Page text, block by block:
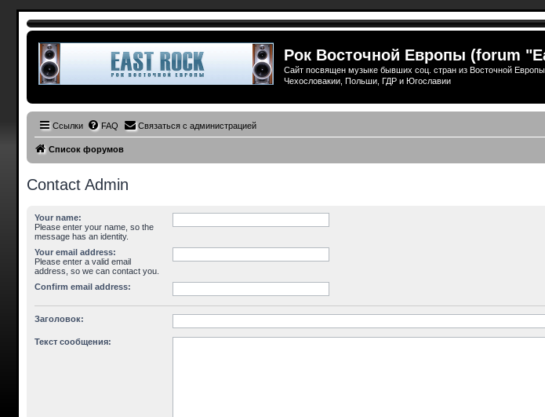
Рок Восточной Европы (forum
Сайт посвящен музыке бывших соц. стран из Восточной
Чехословакии, Польши, ГДР и Югославии
Ссылки FAQ Связаться с администрацией
Список форумов
Contact Admin
Your name:
Please enter your name, so the
message has an identity.
Your email address:
Please enter a valid email
address, so we can contact you.
Confirm email address:
Заголовок:
Текст сообщения: